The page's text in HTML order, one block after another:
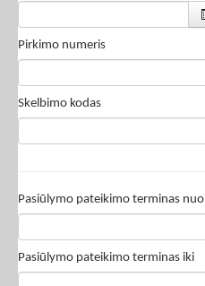
Pirkimo numeris
Skelbimo kodas
Pasiūlymo pateikimo terminas nuo
Pasiūlymo pateikimo terminas iki